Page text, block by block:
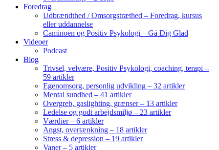
Foredrag
Udbrændthed / Omsorgstræthed – Foredrag, kursus
eller uddannelse
Caminoen og Positiv Psykologi – Gå Dig Glad
Videoer
Podcast
Blog
Trivsel, velvære, Positiv Psykologi, coaching, terapi –
59 artikler
Egenomsorg, personlig udvikling – 32 artikler
Mental sundhed – 41 artikler
Overgreb, gaslighting, grænser – 13 artikler
Ledelse og godt arbejdsmiljø – 23 artikler
Værdier – 6 artikler
Angst, overtænkning – 18 artikler
Stress & depression – 19 artikler
Vaner – 5 artikler